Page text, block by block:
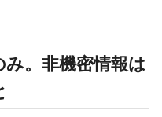
。非機密情報は